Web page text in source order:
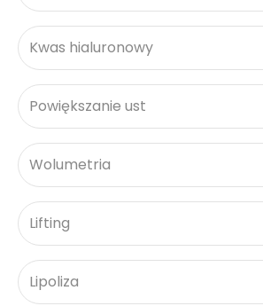
Kwas hialuronowy
Powiększanie ust
Wolumetria
Lifting
Lipoliza